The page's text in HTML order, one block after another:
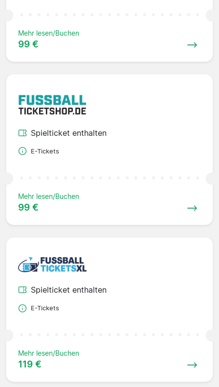
Mehr lesen/Buchen
99 €
Spielticket enthalten
E-Tickets
Mehr lesen/Buchen
99 €
Spielticket enthalten
E-Tickets
Mehr lesen/Buchen
119 €